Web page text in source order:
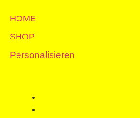
InhaltHOME
SHOP
Personalisieren